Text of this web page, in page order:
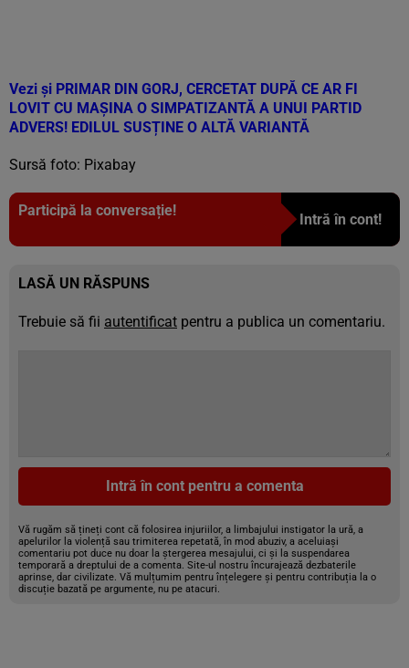
Vezi și PRIMAR DIN GORJ, CERCETAT DUPĂ CE AR FI
LOVIT CU MAȘINA O SIMPATIZANTĂ A UNUI PARTID
ADVERS! EDILUL SUSȚINE O ALTĂ VARIANTĂ
Sursă foto: Pixabay
Participă la conversație!
Intră în cont!
LASĂ UN RĂSPUNS
Trebuie să fii autentificat pentru a publica un comentariu.
Intră în cont pentru a comenta
Vă rugăm să țineți cont că folosirea injuriilor, a limbajului instigator la ură, a
apelurilor la violență sau trimiterea repetată, în mod abuziv, a aceluiași
comentariu pot duce nu doar la ștergerea mesajului, ci și la suspendarea
temporară a dreptului de a comenta. Site-ul nostru încurajează dezbaterile
aprinse, dar civilizate. Vă mulțumim pentru înțelegere și pentru contribuția la o
discuție bazată pe argumente, nu pe atacuri.